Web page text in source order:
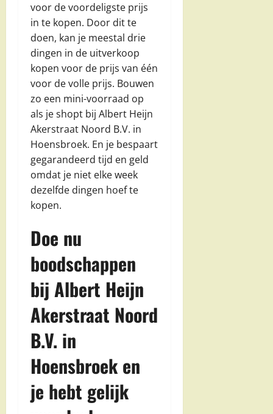
voor de voordeligste prijs
in te kopen. Door dit te
doen, kan je meestal drie
dingen in de uitverkoop
kopen voor de prijs van één
voor de volle prijs. Bouwen
zo een mini-voorraad op
als je shopt bij Albert Heijn
Akerstraat Noord B.V. in
Hoensbroek. En je bespaart
gegarandeerd tijd en geld
omdat je niet elke week
dezelfde dingen hoef te
kopen.
Doe nu
boodschappen
bij Albert Heijn
Akerstraat Noord
B.V. in
Hoensbroek en
je hebt gelijk